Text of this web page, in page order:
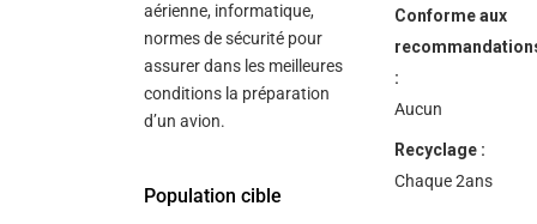
aérienne, informatique,
normes de sécurité pour
assurer dans les meilleures
conditions la préparation
d’un avion.
Population cible
Conforme aux
:
Aucun
Recyclage :
Chaque 2ans